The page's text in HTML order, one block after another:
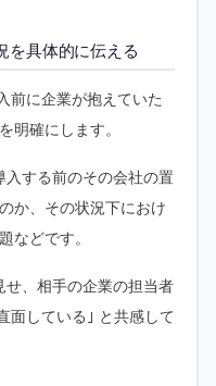
を具体的に伝える
前に企業が抱えていた
明確にします。
する前のその会社の置
か、その状況下におけ
などです。
、相手の企業の担当者
面している｣ と共感して